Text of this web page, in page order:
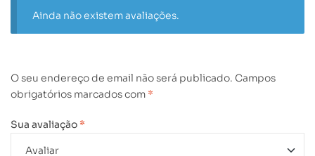
Ainda não existem avaliações.
O seu endereço de email não será publicado. Campos
obrigatórios marcados com *
Sua avaliação *